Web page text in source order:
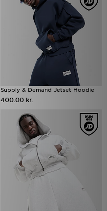
Supply & Demand Jetset Hoodie
400.00 kr.